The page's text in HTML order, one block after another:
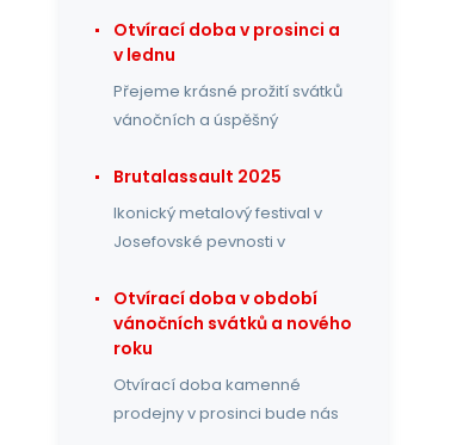
Otvírací doba v prosinci a
v lednu
Přejeme krásné prožití svátků
vánočních a úspěšný
Brutalassault 2025
Ikonický metalový festival v
Josefovské pevnosti v
Otvírací doba v období
vánočních svátků a nového
roku
Otvírací doba kamenné
prodejny v prosinci bude nás